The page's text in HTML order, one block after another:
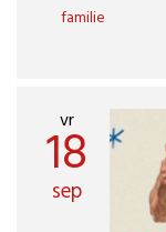
familie
vr
18
sep